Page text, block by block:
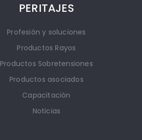
PERITAJES
Profesión y soluciones
Productos Rayos
Productos Sobretensiones
Productos asociados
Capacitación
Noticias